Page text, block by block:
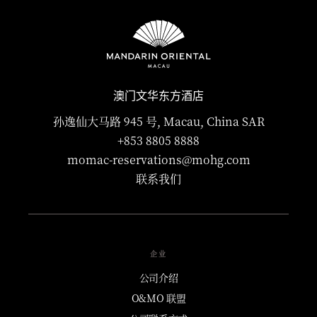
澳门文华东方酒店
孙逸仙大马路 945 号, Macau, China SAR
+853 8805 8888
momac-reservations@mohg.com
联系我们
企业
公司介绍
O&MO 联盟